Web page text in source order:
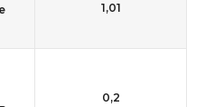
1,01
0,2